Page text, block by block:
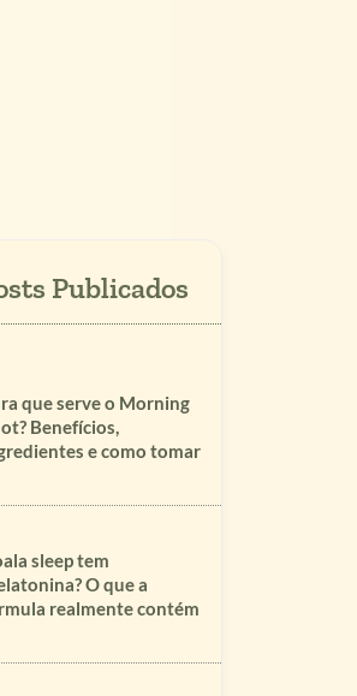
que serve o Morning
Benefícios,
e como tomar
sleep tem
O que a
realmente contém